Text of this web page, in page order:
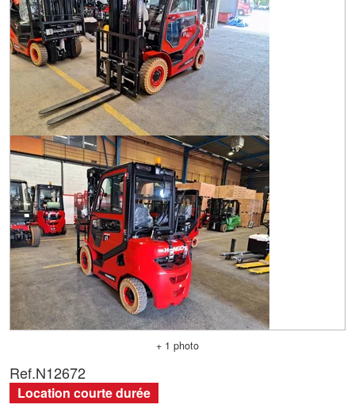
+ 1 photo
Ref.N12672
Location courte durée